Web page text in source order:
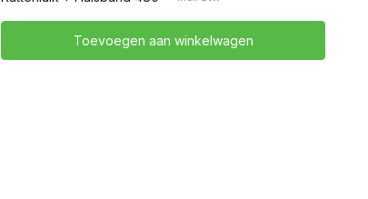
Toevoegen aan winkelwagen